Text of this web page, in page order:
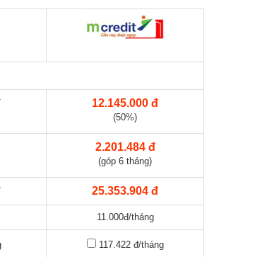
12.145.000 đ
(50%)
2.201.484 đ
(góp 6 tháng)
25.353.904 đ
11.000đ/tháng
117.422 đ/tháng